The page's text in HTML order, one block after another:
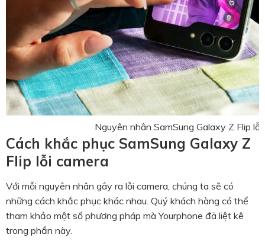
Nguyên nhân SamSung Galaxy Z Flip lỗi
Cách khắc phục SamSung Galaxy Z
Flip lỗi camera
Với mỗi nguyên nhân gây ra lỗi camera, chúng ta sẽ có
những cách khắc phục khác nhau. Quý khách hàng có thể
tham khảo một số phương pháp mà Yourphone đã liệt kê
trong phần này.